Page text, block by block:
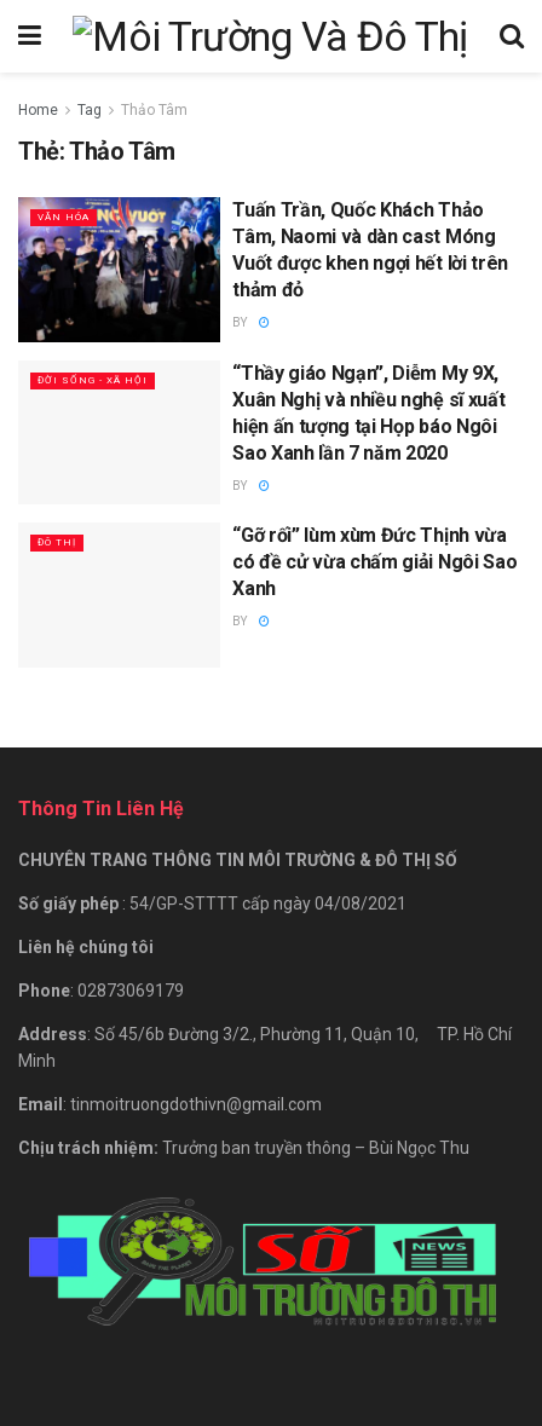
Home Tag Thảo Tâm
Thẻ:Thảo Tâm
VĂN HÓA
Tuấn Trần, Quốc Khách Thảo
Tâm, Naomi và dàn cast Móng
Vuốt được khen ngợi hết lời trên
thảm đỏ
BY
ĐỜI SỐNG - XÃ HỘI
“Thầy giáo Ngạn”, Diễm My 9X,
Xuân Nghị và nhiều nghệ sĩ xuất
hiện ấn tượng tại Họp báo Ngôi
Sao Xanh lần 7 năm 2020
BY
ĐÔ THỊ
“Gỡ rối” lùm xùm Đức Thịnh vừa
có đề cử vừa chấm giải Ngôi Sao
Xanh
BY
Thông Tin Liên Hệ
CHUYÊN TRANG THÔNG TIN MÔI TRƯỜNG & ĐÔ THỊ SỐ
Số giấy phép : 54/GP-STTTT cấp ngày 04/08/2021
Liên hệ chúng tôi
Phone: 02873069179
Address: Số 45/6b Đường 3/2., Phường 11, Quận 10, TP. Hồ Chí
Minh
Email: tinmoitruongdothivn@gmail.com
Chịu trách nhiệm: Trưởng ban truyền thông – Bùi Ngọc Thu